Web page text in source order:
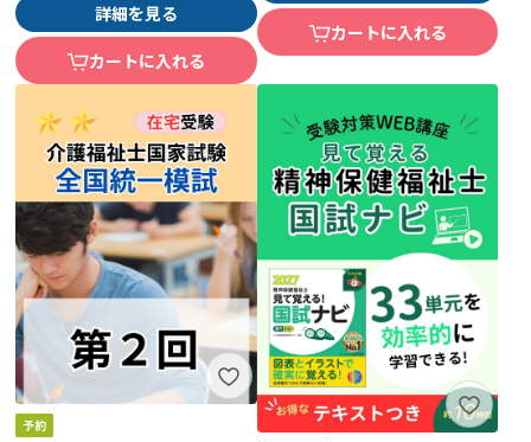
詳細を見る
カートに入れる
カートに入れる